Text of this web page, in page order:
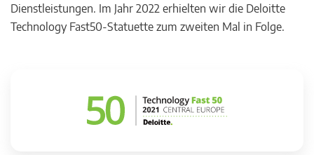
Dienstleistungen. Im Jahr 2022 erhielten wir die Deloitte
Technology Fast50-Statuette zum zweiten Mal in Folge.